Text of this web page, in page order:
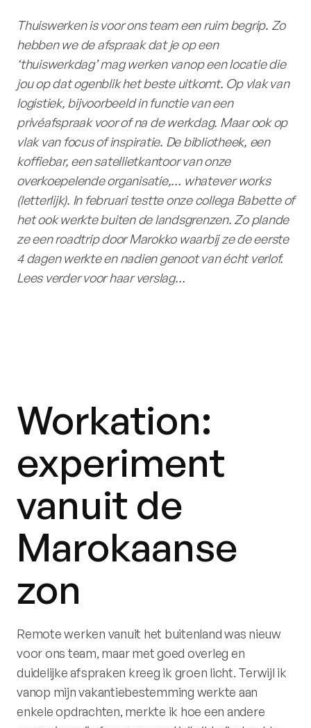
Thuiswerken is voor ons team een ruim begrip. Zo
hebben we de afspraak dat je op een
‘thuiswerkdag’ mag werken vanop een locatie die
jou op dat ogenblik het beste uitkomt. Op vlak van
logistiek, bijvoorbeeld in functie van een
privéafspraak voor of na de werkdag. Maar ook op
vlak van focus of inspiratie. De bibliotheek, een
koffiebar, een satellietkantoor van onze
overkoepelende organisatie,… whatever works
(letterlijk). In februari testte onze collega Babette of
het ook werkte buiten de landsgrenzen. Zo plande
ze een roadtrip door Marokko waarbij ze de eerste
4 dagen werkte en nadien genoot van écht verlof.
Lees verder voor haar verslag…
Workation:
experiment
vanuit de
Marokaanse
zon
Remote werken vanuit het buitenland was nieuw
voor ons team, maar met goed overleg en
duidelijke afspraken kreeg ik groen licht. Terwijl ik
vanop mijn vakantiebestemming werkte aan
enkele opdrachten, merkte ik hoe een andere